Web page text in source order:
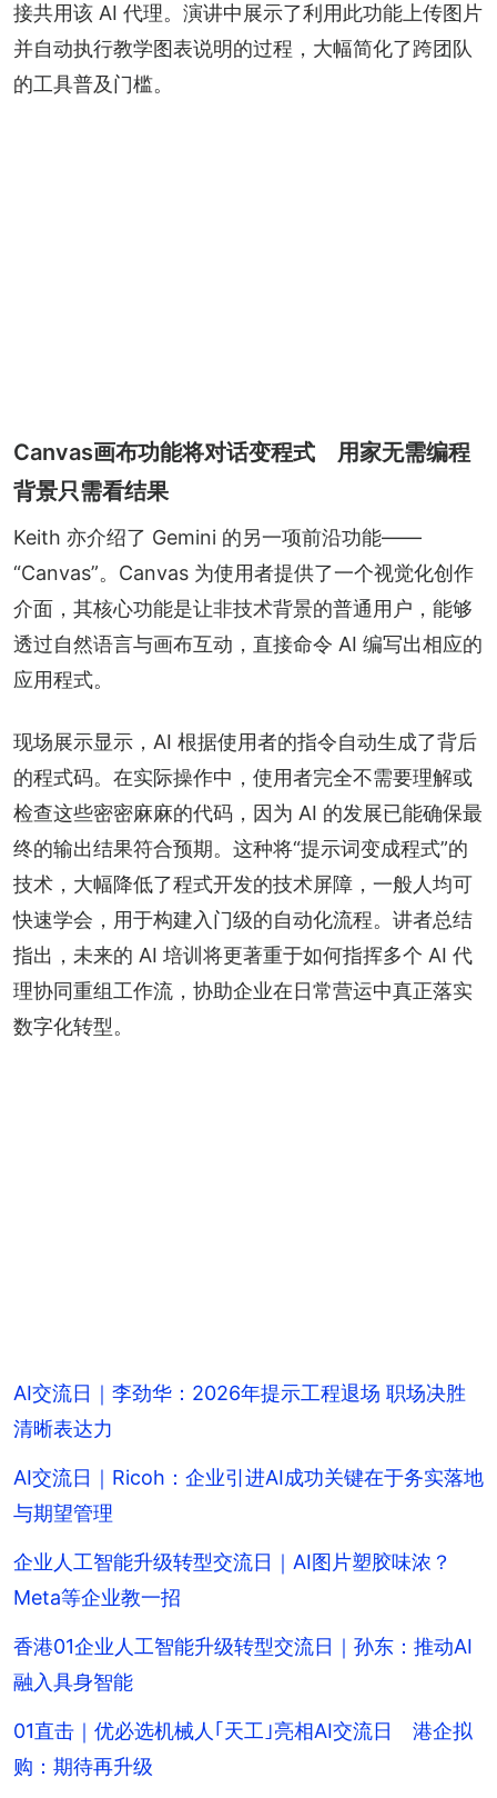
接共用该 AI 代理。演讲中展示了利用此功能上传图片
并自动执行教学图表说明的过程，大幅简化了跨团队
的工具普及门槛。
Canvas画布功能将对话变程式 用家无需编程
背景只需看结果
Keith 亦介绍了 Gemini 的另一项前沿功能——
“Canvas”。Canvas 为使用者提供了一个视觉化创作
介面，其核心功能是让非技术背景的普通用户，能够
透过自然语言与画布互动，直接命令 AI 编写出相应的
应用程式。
现场展示显示，AI 根据使用者的指令自动生成了背后
的程式码。在实际操作中，使用者完全不需要理解或
检查这些密密麻麻的代码，因为 AI 的发展已能确保最
终的输出结果符合预期。这种将“提示词变成程式”的
技术，大幅降低了程式开发的技术屏障，一般人均可
快速学会，用于构建入门级的自动化流程。讲者总结
指出，未来的 AI 培训将更著重于如何指挥多个 AI 代
理协同重组工作流，协助企业在日常营运中真正落实
数字化转型。
AI交流日｜李劲华：2026年提示工程退场 职场决胜
清晰表达力
AI交流日｜Ricoh：企业引进AI成功关键在于务实落地
与期望管理
企业人工智能升级转型交流日｜AI图片塑胶味浓？
Meta等企业教一招
香港01企业人工智能升级转型交流日｜孙东：推动AI
融入具身智能
01直击｜优必选机械人｢天工｣亮相AI交流日 港企拟
购：期待再升级